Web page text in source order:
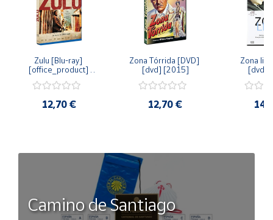
Zulu [Blu-ray]
[office_product]
12,70 €
Zona Tórrida [DVD]
[dvd] [2015]
12,70 €
Zona
[dvd]
Camino de Santiago